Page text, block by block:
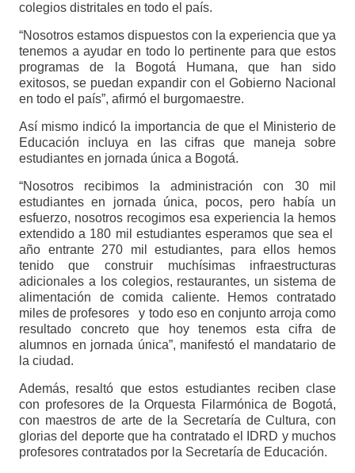
colegios distritales en todo el país.
“Nosotros estamos dispuestos con la experiencia que ya
tenemos a ayudar en todo lo pertinente para que estos
programas de la Bogotá Humana, que han sido
exitosos, se puedan expandir con el Gobierno Nacional
en todo el país”, afirmó el burgomaestre.
Así mismo indicó la importancia de que el Ministerio de
Educación incluya en las cifras que maneja sobre
estudiantes en jornada única a Bogotá.
“Nosotros recibimos la administración con 30 mil
estudiantes en jornada única, pocos, pero había un
esfuerzo, nosotros recogimos esa experiencia la hemos
extendido a 180 mil estudiantes esperamos que sea el
año entrante 270 mil estudiantes, para ellos hemos
tenido que construir muchísimas infraestructuras
adicionales a los colegios, restaurantes, un sistema de
alimentación de comida caliente. Hemos contratado
miles de profesores y todo eso en conjunto arroja como
resultado concreto que hoy tenemos esta cifra de
alumnos en jornada única”, manifestó el mandatario de
la ciudad.
Además, resaltó que estos estudiantes reciben clase
con profesores de la Orquesta Filarmónica de Bogotá,
con maestros de arte de la Secretaría de Cultura, con
glorias del deporte que ha contratado el IDRD y muchos
profesores contratados por la Secretaría de Educación.